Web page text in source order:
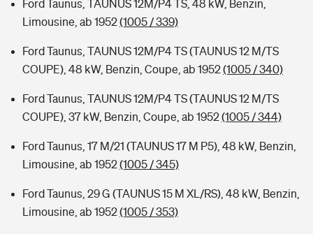
Ford Taunus, TAUNUS 12M/P4 TS, 48 kW, Benzin,
Limousine, ab 1952(1005 / 339)
Ford Taunus, TAUNUS 12M/P4 TS (TAUNUS 12 M/TS
COUPE), 48 kW, Benzin, Coupe, ab 1952(1005 / 340)
Ford Taunus, TAUNUS 12M/P4 TS (TAUNUS 12 M/TS
COUPE), 37 kW, Benzin, Coupe, ab 1952(1005 / 344)
Ford Taunus, 17 M/21 (TAUNUS 17 M P5), 48 kW, Benzin,
Limousine, ab 1952(1005 / 345)
Ford Taunus, 29 G (TAUNUS 15 M XL/RS), 48 kW, Benzin,
Limousine, ab 1952(1005 / 353)